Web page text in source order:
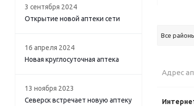
Все
Адрес
3 сентября 2024
Открытие новой аптеки сети
16 апреля 2024
Новая круглосуточная аптека
13 ноября 2023
Северск встречает новую аптеку